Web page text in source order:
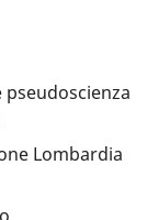
Lombardia